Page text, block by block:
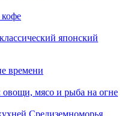
японский
времени
овощи, мясо и рыба на огне
Средиземноморья